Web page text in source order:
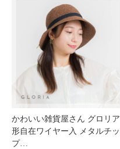
かわいい雑貨屋さん グロリア
形自在ワイヤー入 メタルチッ
プ…